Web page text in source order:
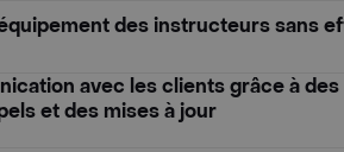
des instructeurs sans
avec les clients grâce à des
et des mises à jour